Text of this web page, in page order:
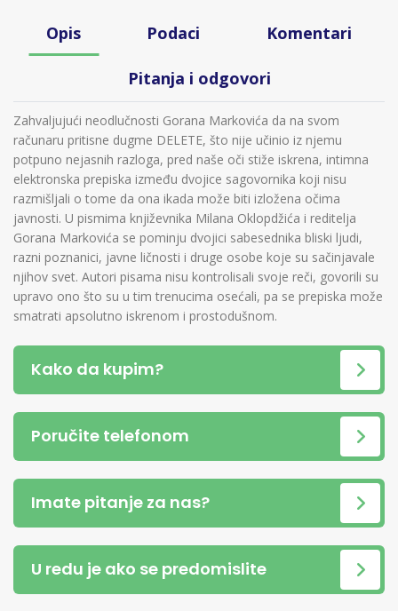
Opis Podaci Komentari
Pitanja i odgovori
Zahvaljujući neodlučnosti Gorana Markovića da na svom
računaru pritisne dugme DELETE, što nije učinio iz njemu
potpuno nejasnih razloga, pred naše oči stiže iskrena, intimna
elektronska prepiska između dvojice sagovornika koji nisu
razmišljali o tome da ona ikada može biti izložena očima
javnosti. U pismima književnika Milana Oklopdžića i reditelja
Gorana Markovića se pominju dvojici sabesednika bliski ljudi,
razni poznanici, javne ličnosti i druge osobe koje su sačinjavale
njihov svet. Autori pisama nisu kontrolisali svoje reči, govorili su
upravo ono što su u tim trenucima osećali, pa se prepiska može
smatrati apsolutno iskrenom i prostodušnom.
Kako da kupim?
Poručite telefonom
Imate pitanje za nas?
U redu je ako se predomislite